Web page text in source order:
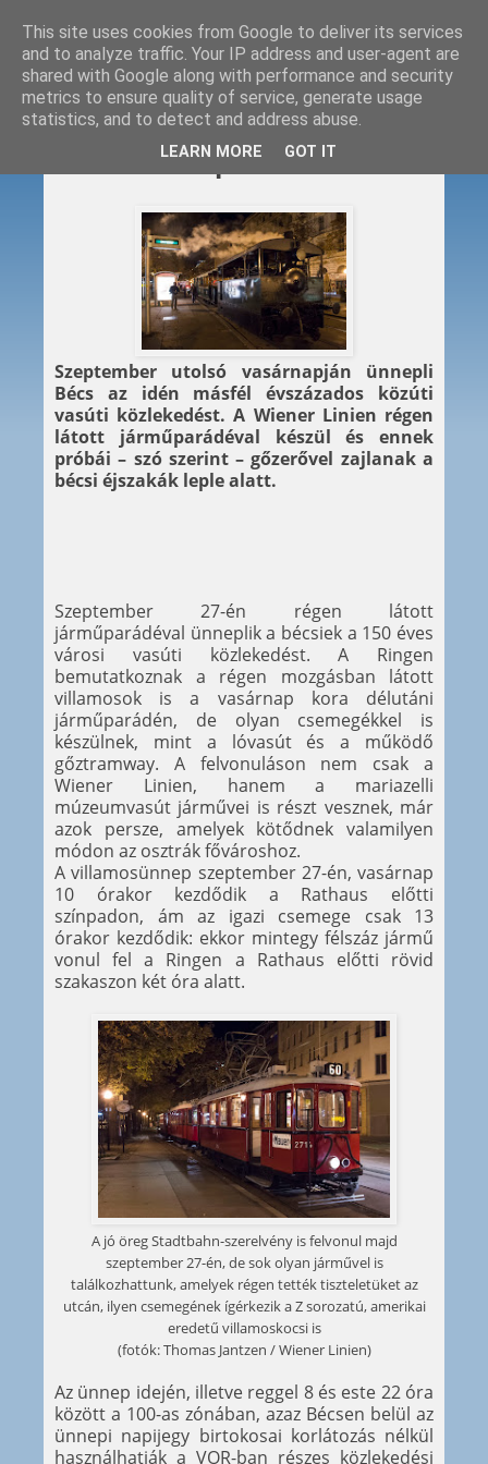
2015. 09. 22.
Gőzfelhős főpróba
Szeptember utolsó vasárnapján ünnepli
Bécs az idén másfél évszázados közúti
vasúti közlekedést. A Wiener Linien régen
látott járműparádéval készül és ennek
próbái – szó szerint – gőzerővel zajlanak a
bécsi éjszakák leple alatt.
Szeptember 27-én régen látott
járműparádéval ünneplik a bécsiek a 150 éves
városi vasúti közlekedést. A Ringen
bemutatkoznak a régen mozgásban látott
villamosok is a vasárnap kora délutáni
járműparádén, de olyan csemegékkel is
készülnek, mint a lóvasút és a működő
gőztramway. A felvonuláson nem csak a
Wiener Linien, hanem a mariazelli
múzeumvasút járművei is részt vesznek, már
azok persze, amelyek kötődnek valamilyen
módon az osztrák fővároshoz.
A villamosünnep szeptember 27-én, vasárnap
10 órakor kezdődik a Rathaus előtti
színpadon, ám az igazi csemege csak 13
órakor kezdődik: ekkor mintegy félszáz jármű
vonul fel a Ringen a Rathaus előtti rövid
szakaszon két óra alatt.
A jó öreg Stadtbahn-szerelvény is felvonul majd
szeptember 27-én, de sok olyan járművel is
találkozhattunk, amelyek régen tették tiszteletüket az
utcán, ilyen csemegének ígérkezik a Z sorozatú, amerikai
eredetű villamoskocsi is
(fotók: Thomas Jantzen / Wiener Linien)
Az ünnep idején, illetve reggel 8 és este 22 óra
között a 100-as zónában, azaz Bécsen belül az
ünnepi napijegy birtokosai korlátozás nélkül
használhatják a VOR-ban részes közlekedési
This site uses cookies from Google to deliver its services
and to analyze traffic. Your IP address and user-agent are
shared with Google along with performance and security
metrics to ensure quality of service, generate usage
statistics, and to detect and address abuse.
LEARN MORE GOT IT